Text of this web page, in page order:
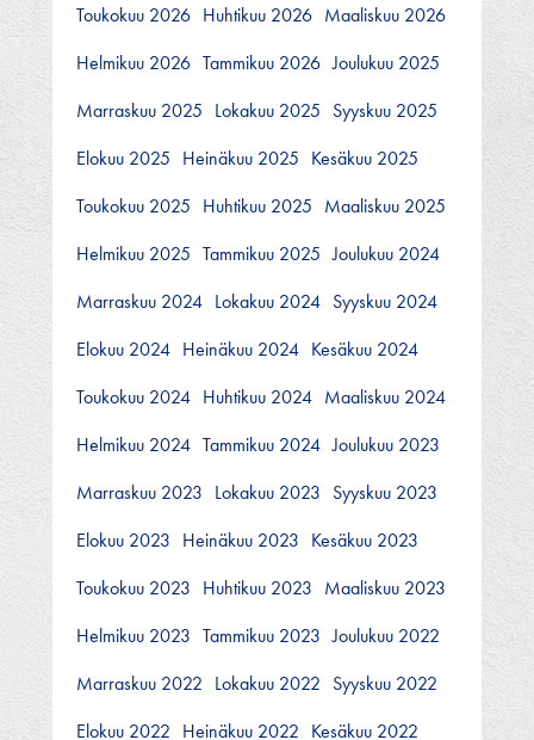
Toukokuu 2026 Huhtikuu 2026 Maaliskuu 2026
Helmikuu 2026 Tammikuu 2026 Joulukuu 2025
Marraskuu 2025 Lokakuu 2025 Syyskuu 2025
Elokuu 2025 Heinäkuu 2025 Kesäkuu 2025
Toukokuu 2025 Huhtikuu 2025 Maaliskuu 2025
Helmikuu 2025 Tammikuu 2025 Joulukuu 2024
Marraskuu 2024 Lokakuu 2024 Syyskuu 2024
Elokuu 2024 Heinäkuu 2024 Kesäkuu 2024
Toukokuu 2024 Huhtikuu 2024 Maaliskuu 2024
Helmikuu 2024 Tammikuu 2024 Joulukuu 2023
Marraskuu 2023 Lokakuu 2023 Syyskuu 2023
Elokuu 2023 Heinäkuu 2023 Kesäkuu 2023
Toukokuu 2023 Huhtikuu 2023 Maaliskuu 2023
Helmikuu 2023 Tammikuu 2023 Joulukuu 2022
Marraskuu 2022 Lokakuu 2022 Syyskuu 2022
Elokuu 2022 Heinäkuu 2022 Kesäkuu 2022